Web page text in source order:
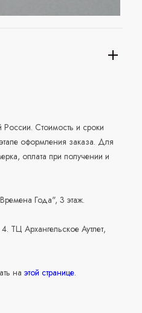
Стоимость и сроки
оформления заказа. Для
оплата при получении и
Года", 3 этаж.
ТЦ Архангельское Аутлет,
наэтой странице.